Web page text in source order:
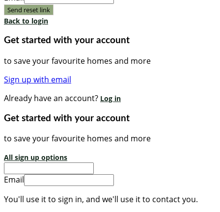
Send reset link
Back to login
Get started with your account
to save your favourite homes and more
Sign up with email
Already have an account? Log in
Get started with your account
to save your favourite homes and more
All sign up options
Email
You'll use it to sign in, and we'll use it to contact you.